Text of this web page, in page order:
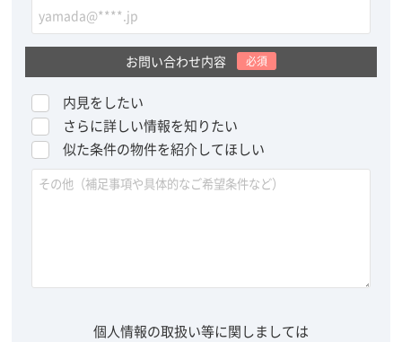
お問い合わせ内容 必須
内見をしたい
さらに詳しい情報を知りたい
似た条件の物件を紹介してほしい
個人情報の取扱い等に関しましては